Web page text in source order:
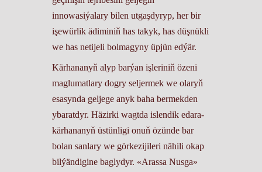
innowasiýalary bilen utgaşdyryp, her bir
işewürlik ädiminiň has takyk, has düşnükli
we has netijeli bolmagyny üpjün edýär.
Kärhananyň alyp barýan işleriniň özeni
maglumatlary dogry seljermek we olaryň
esasynda geljege anyk baha bermekden
ybaratdyr. Häzirki wagtda islendik edara-
kärhananyň üstünligi onuň özünde bar
bolan sanlary we görkezijileri nähili okap
bilýändigine baglydyr. «Arassa Nusga»